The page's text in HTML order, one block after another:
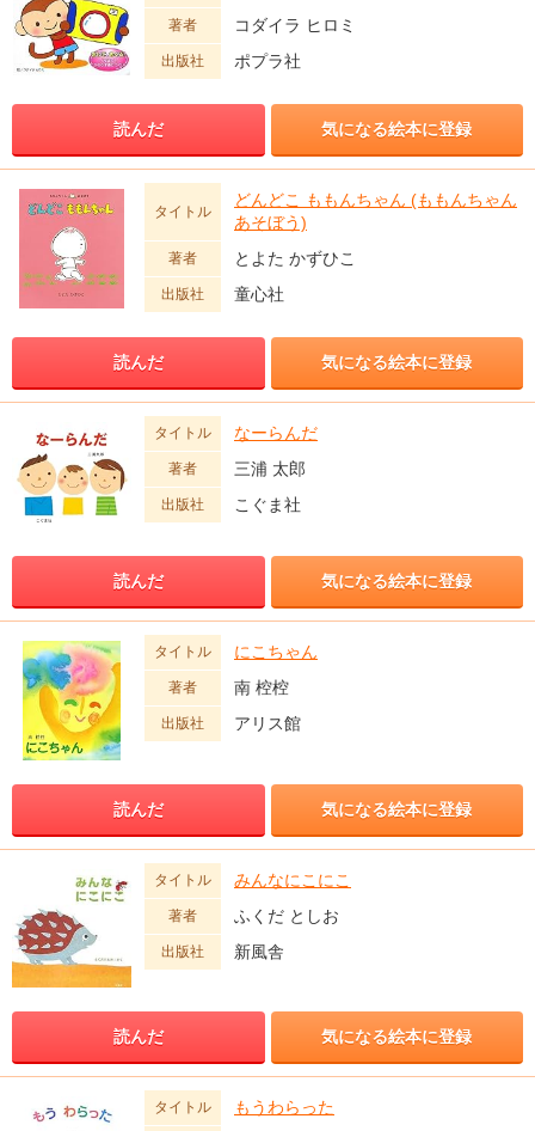
著者 コダイラ ヒロミ
出版社 ポプラ社
読んだ 気になる絵本に登録
タイトル
どんどこ ももんちゃん (ももんちゃん
あそぼう)
著者 とよた かずひこ
出版社 童心社
読んだ 気になる絵本に登録
タイトル なーらんだ
著者 三浦 太郎
出版社 こぐま社
読んだ 気になる絵本に登録
タイトル にこちゃん
著者 南 椌椌
出版社 アリス館
読んだ 気になる絵本に登録
タイトル みんなにこにこ
著者 ふくだ としお
出版社 新風舎
読んだ 気になる絵本に登録
タイトル もうわらった